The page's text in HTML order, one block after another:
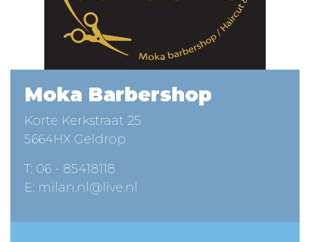
Moka Barbershop
Korte Kerkstraat 25
5664HX Geldrop
T: 06 - 85418118
E: milan.nl@live.nl